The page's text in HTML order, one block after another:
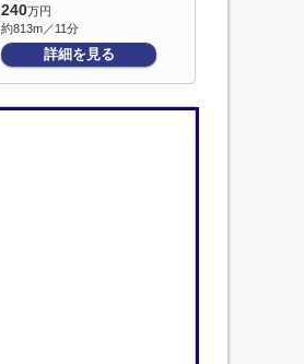
240万円
約813m／11分
詳細を見る